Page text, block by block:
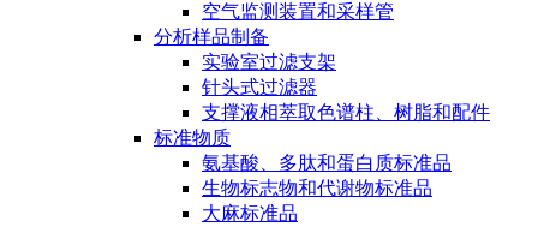
空气监测装置和采样管
分析样品制备
实验室过滤支架
针头式过滤器
支撑液相萃取色谱柱、树脂和配件
标准物质
氨基酸、多肽和蛋白质标准品
生物标志物和代谢物标准品
大麻标准品